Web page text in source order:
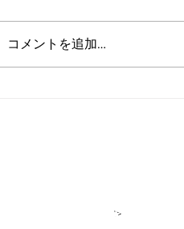
コメントを追加…
​＞
★アルゴラ